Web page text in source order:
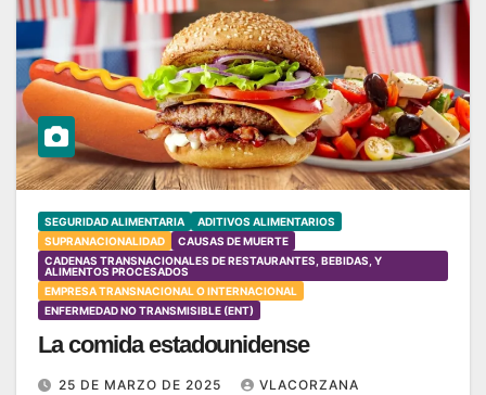
SEGURIDAD ALIMENTARIA
ADITIVOS ALIMENTARIOS
SUPRANACIONALIDAD
CAUSAS DE MUERTE
CADENAS TRANSNACIONALES DE RESTAURANTES, BEBIDAS, Y
ALIMENTOS PROCESADOS
EMPRESA TRANSNACIONAL O INTERNACIONAL
ENFERMEDAD NO TRANSMISIBLE (ENT)
La comida estadounidense
25 DE MARZO DE 2025 VLACORZANA